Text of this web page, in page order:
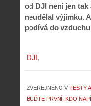
od DJI není jen tak
neudělal výjimku.
podívá do
DJI
ZVEŘEJNĚNO V TESTY
BUĎTE PRVNÍ, KDO